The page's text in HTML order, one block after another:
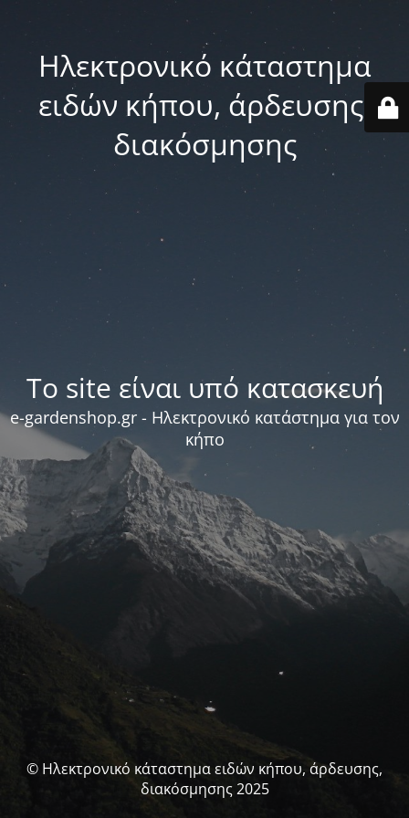
Ηλεκτρονικό κάταστημα
ειδών κήπου, άρδευσης,
διακόσμησης
Το site είναι υπό κατασκευή
e-gardenshop.gr - Ηλεκτρονικό κατάστημα για τον
κήπο
© Ηλεκτρονικό κάταστημα ειδών κήπου, άρδευσης,
διακόσμησης 2025